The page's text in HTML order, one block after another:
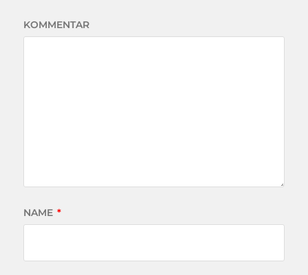
KOMMENTAR
NAME *